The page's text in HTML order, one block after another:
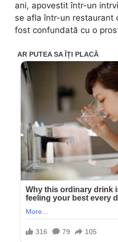
ani, apovestit într-un
se afla într-un restaurant
fost confundată cu o